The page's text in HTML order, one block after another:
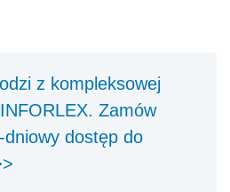
z kompleksowej
Zamów
dniowy dostęp do